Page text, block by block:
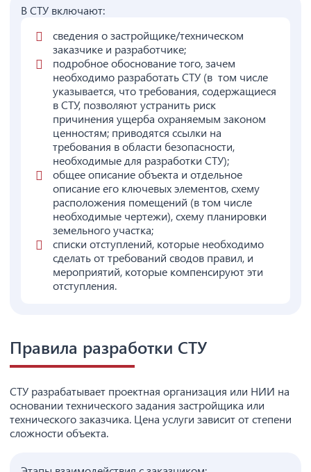
В СТУ включают:
сведения о застройщике/техническом
заказчике и разработчике;
подробное обоснование того, зачем
необходимо разработать СТУ (в том числе
указывается, что требования, содержащиеся
в СТУ, позволяют устранить риск
причинения ущерба охраняемым законом
ценностям; приводятся ссылки на
требования в области безопасности,
необходимые для разработки СТУ);
общее описание объекта и отдельное
описание его ключевых элементов, схему
расположения помещений (в том числе
необходимые чертежи), схему планировки
земельного участка;
списки отступлений, которые необходимо
сделать от требований сводов правил, и
мероприятий, которые компенсируют эти
отступления.
Правила разработки СТУ
СТУ разрабатывает проектная организация или НИИ на
основании технического задания застройщика или
технического заказчика. Цена услуги зависит от степени
сложности объекта.